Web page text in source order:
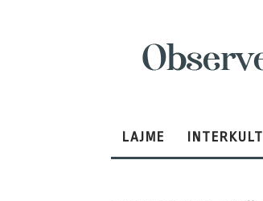
LAJME INTERKULT